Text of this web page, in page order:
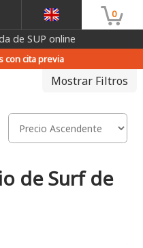
0
de SUP online
con cita previa
Mostrar Filtros
de Surf de